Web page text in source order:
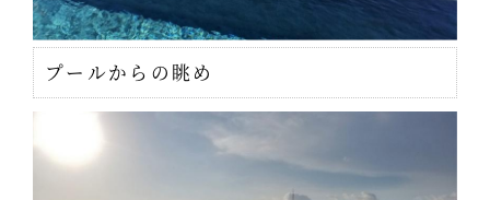
プールからの眺め